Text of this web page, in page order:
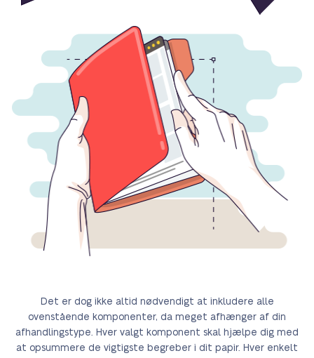
Det er dog ikke altid nødvendigt at inkludere alle
ovenstående komponenter, da meget afhænger af din
afhandlingstype. Hver valgt komponent skal hjælpe dig med
at opsummere de vigtigste begreber i dit papir. Hver enkelt